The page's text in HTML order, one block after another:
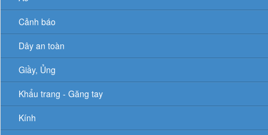
Cảnh báo
Dây an toàn
Giầy, Ủng
Khẩu trang - Găng tay
Kính